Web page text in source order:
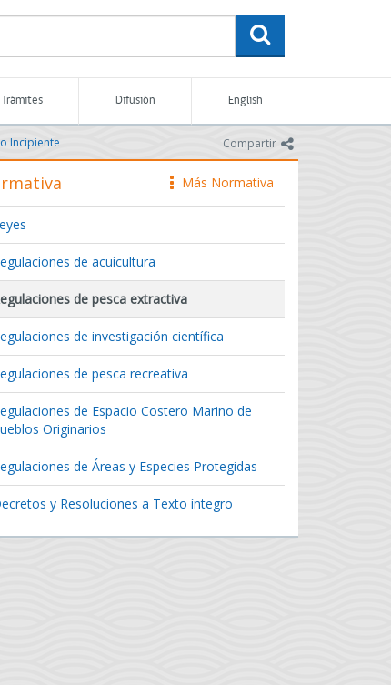
Trámites Difusión English
Compartir icono
Incipiente
icono
Más Normativa
de acuicultura
de pesca extractiva
de investigación científica
de pesca recreativa
de Espacio Costero Marino de
Originarios
de Áreas y Especies Protegidas
y Resoluciones a Texto íntegro